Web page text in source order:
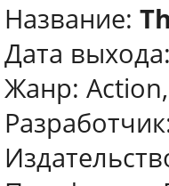
Название:
Дата
Жанр: